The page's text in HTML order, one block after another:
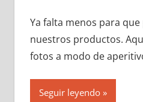
Ya falta menos para
nuestros productos.
fotos a modo de
Seguir leyendo